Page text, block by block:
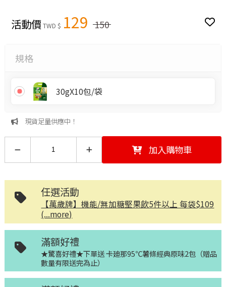
活動價TWD $ 129 150
規格
30gX10包/袋
現貨足量供應中！
加入購物車
任選活動
【萬歲牌】機能/無加糖堅果飲5件以上 每袋$109
(...more)
滿額好禮
★驚喜好禮★下單送 卡廸那95℃薯條經典原味2包（贈品
數量有限送完為止）